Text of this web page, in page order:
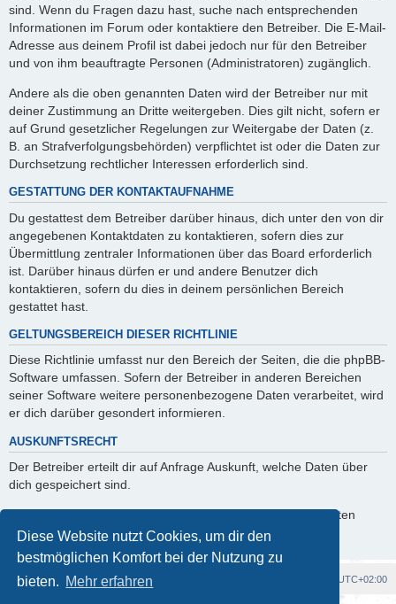
Diese Website nutzt Cookies, um dir den
bestmöglichen Komfort bei der Nutzung zu
bieten. Mehr erfahren
sind. Wenn du Fragen dazu hast, suche nach entsprechenden
Informationen im Forum oder kontaktiere den Betreiber. Die E-Mail-
Adresse aus deinem Profil ist dabei jedoch nur für den Betreiber
und von ihm beauftragte Personen (Administratoren) zugänglich.
Andere als die oben genannten Daten wird der Betreiber nur mit
deiner Zustimmung an Dritte weitergeben. Dies gilt nicht, sofern er
auf Grund gesetzlicher Regelungen zur Weitergabe der Daten (z.
B. an Strafverfolgungsbehörden) verpflichtet ist oder die Daten zur
Durchsetzung rechtlicher Interessen erforderlich sind.
GESTATTUNG DER KONTAKTAUFNAHME
Du gestattest dem Betreiber darüber hinaus, dich unter den von dir
angegebenen Kontaktdaten zu kontaktieren, sofern dies zur
Übermittlung zentraler Informationen über das Board erforderlich
ist. Darüber hinaus dürfen er und andere Benutzer dich
kontaktieren, sofern du dies in deinem persönlichen Bereich
gestattet hast.
GELTUNGSBEREICH DIESER RICHTLINIE
Diese Richtlinie umfasst nur den Bereich der Seiten, die die phpBB-
Software umfassen. Sofern der Betreiber in anderen Bereichen
seiner Software weitere personenbezogene Daten verarbeitet, wird
er dich darüber gesondert informieren.
AUSKUNFTSRECHT
Der Betreiber erteilt dir auf Anfrage Auskunft, welche Daten über
dich gespeichert sind.
Du kannst jederzeit die Löschung bzw. Sperrung deiner Daten
verlangen. Kontaktiere hierzu bitte den Betreiber.
Foren-Übersicht UTC+02:00